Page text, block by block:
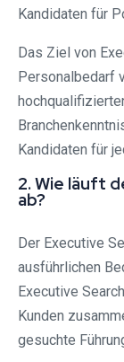
Kandidaten für
Das Ziel von
Personalbedarf
Kandidaten für
2. Wie läuft
ab?
Der Executive
ausführlichen
Executive
Kunden
gesuchte